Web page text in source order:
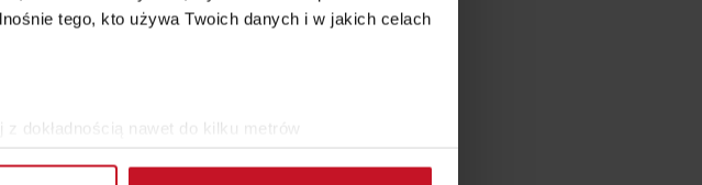
tego, kto używa Twoich danych i w jakich celach
dokładnością nawet do kilku metrów
je zbiory danych (fingerprinting, czyli